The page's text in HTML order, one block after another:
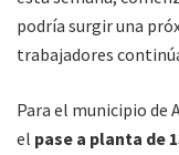
podría surgir una
trabajadores
Para el municipio de
el pase a planta de